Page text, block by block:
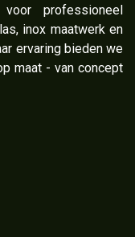
professioneel
inox maatwerk en
ervaring bieden we
maat - van concept